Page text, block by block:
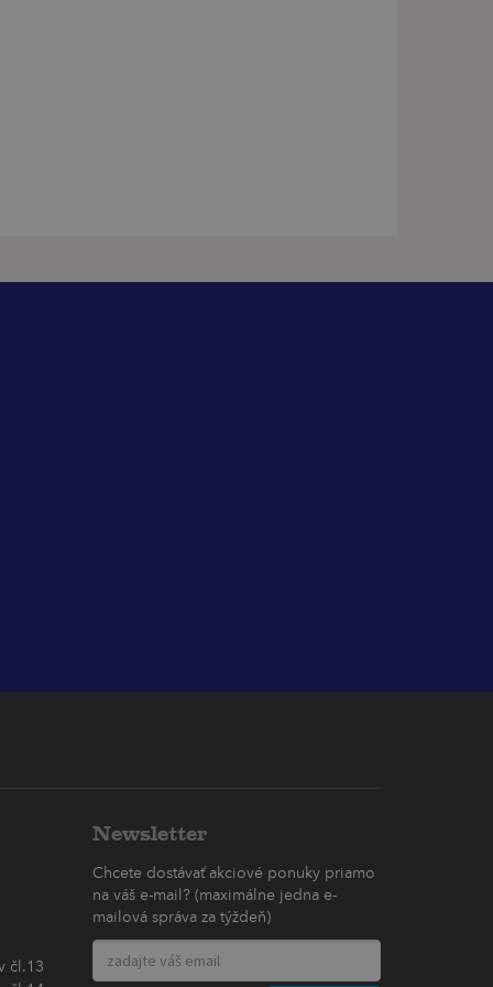
čl.13
Newsletter
Chcete dostávať akciové ponuky priamo
na váš e-mail? (maximálne jedna e-
mailová správa za týždeň)